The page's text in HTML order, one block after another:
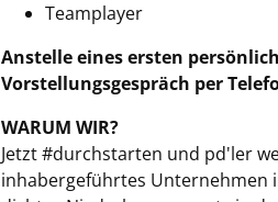
Teamplayer
Anstelle eines ersten
Vorstellungsgespräch per
WARUM WIR?
Jetzt #durchstarten und pd'ler
inhabergeführtes Unternehmen